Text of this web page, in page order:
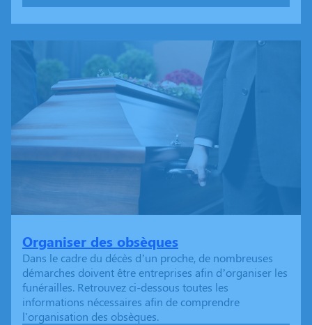
Organiser des obsèques
Dans le cadre du décès d’un proche, de nombreuses
démarches doivent être entreprises afin d’organiser les
funérailles. Retrouvez ci-dessous toutes les
informations nécessaires afin de comprendre
l'organisation des obsèques.